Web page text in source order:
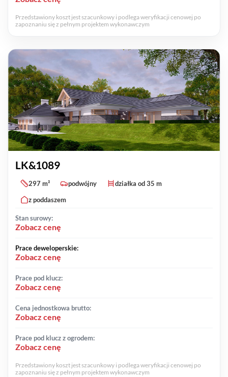
Przedstawiony koszt jest szacunkowy i podlega weryfikacji cenowej po
zapoznaniu się z pełnym projektem wykonawczym
LK&1089
297 m² podwójny
działka od 35 m
z poddaszem
Stan surowy:
Zobacz cenę
Prace deweloperskie:
Zobacz cenę
Prace pod klucz:
Zobacz cenę
Cena jednostkowa brutto:
Zobacz cenę
Prace pod klucz z ogrodem:
Zobacz cenę
Przedstawiony koszt jest szacunkowy i podlega weryfikacji cenowej po
zapoznaniu się z pełnym projektem wykonawczym